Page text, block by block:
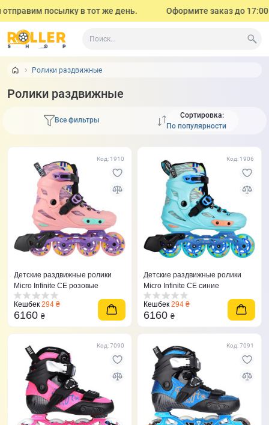
посылку в тот же день. Оформите заказ до 17:00 (с
Ролики раздвижные
Ролики раздвижные
Все фильтры
Сортировка:
Код: 1910
Детские раздвижные ролики
Micro Infinite CE розовые
Кешбек 294 ₴
6160 ₴
Код: 1906
Детские раздвижные ролики
Micro Infinite CE синие
Кешбек 294 ₴
6160 ₴
Код: 7090 Код: 7091